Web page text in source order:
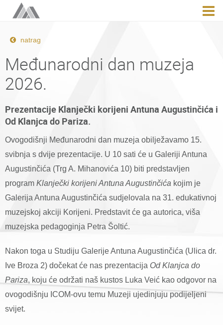
natrag
Međunarodni dan muzeja
2026.
Prezentacije Klanječki korijeni Antuna Augustinčića i
Od Klanjca do Pariza.
Ovogodišnji Međunarodni dan muzeja obilježavamo 15.
svibnja s dvije prezentacije. U 10 sati će u Galeriji Antuna
Augustinčića (Trg A. Mihanovića 10) biti predstavljen
program Klanječki korijeni Antuna Augustinčića kojim je
Galerija Antuna Augustinčića sudjelovala na 31. edukativnoj
muzejskoj akciji Korijeni. Predstavit će ga autorica, viša
muzejska pedagoginja Petra Šoltić.
Nakon toga u Studiju Galerije Antuna Augustinčića (Ulica dr.
Ive Broza 2) dočekat će nas prezentacija Od Klanjca do
Pariza, koju će održati naš kustos Luka Veić kao odgovor na
ovogodišnju ICOM-ovu temu Muzeji ujedinjuju podijeljeni
svijet.